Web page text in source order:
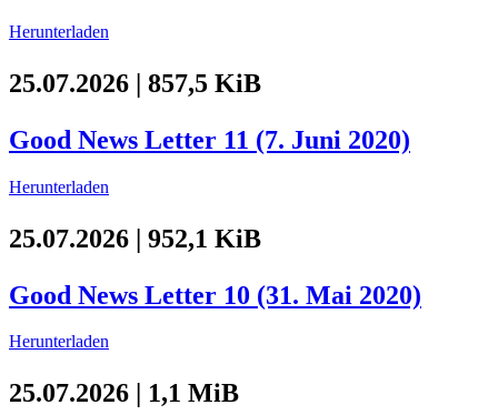
Herunterladen
25.07.2026 | 857,5 KiB
Good News Letter 11 (7. Juni 2020)
Herunterladen
25.07.2026 | 952,1 KiB
Good News Letter 10 (31. Mai 2020)
Herunterladen
25.07.2026 | 1,1 MiB